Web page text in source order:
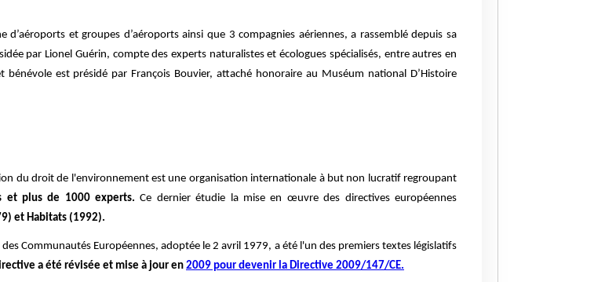
et groupes d’aéroports ainsi que 3 compagnies aériennes, a rassemblé depuis sa
par Lionel Guérin, compte des experts naturalistes et écologues spécialisés, entre autres en
est présidé par François Bouvier, attaché honoraire au Muséum national D’Histoire
du droit de l'environnement est une organisation internationale à but non lucratif regroupant
et plus de 1000 experts. Ce dernier étudie la mise en œuvre des directives européennes
et Habitats (1992).
Communautés Européennes, adoptée le 2 avril 1979, a été l'un des premiers textes législatifs
a été révisée et mise à jour en2009 pour devenir la Directive 2009/147/CE.